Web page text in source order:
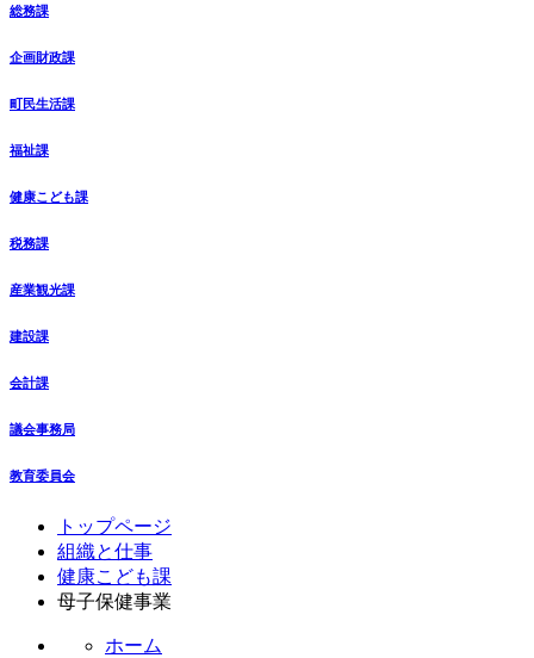
総務課
企画財政課
町民生活課
福祉課
健康こども課
税務課
産業観光課
建設課
会計課
議会事務局
教育委員会
トップページ
組織と仕事
健康こども課
母子保健事業
ホーム